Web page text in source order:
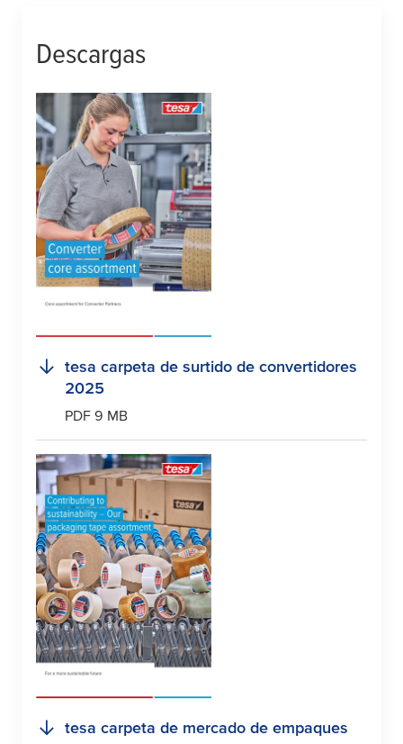
Descargas
tesa carpeta de surtido de convertidores
2025
PDF 9 MB
tesa carpeta de mercado de empaques